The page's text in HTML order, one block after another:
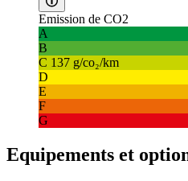
Emission de CO2
A
B
C 137 g/co₂/km
D
E
F
G
Equipements et